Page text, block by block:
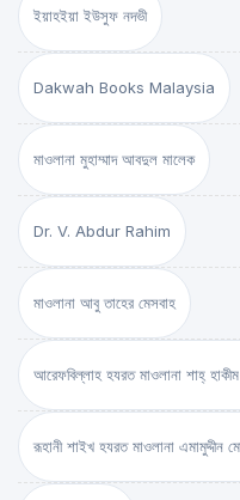
ইয়াহইয়া ইউসুফ নদভী
Dakwah Books Malaysia
মাওলানা মুহাম্মাদ আবদুল মালেক
Dr. V. Abdur Rahim
মাওলানা আবু তাহের মেসবাহ
আরেফবিল্লাহ হযরত মাওলানা শাহ্
রূহানী শাইখ হযরত মাওলানা এমামুদ্দীন